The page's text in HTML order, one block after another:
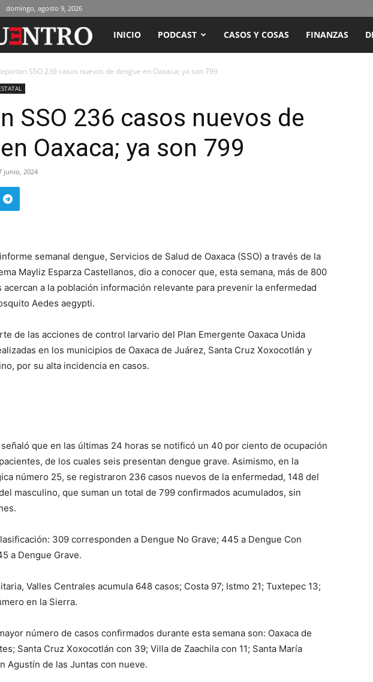
domingo, agosto 9, 2026
ENCUENTRO
RADIO
Y
TELEVISIÓN
INICIO PODCAST CASOS Y COSAS FINANZAS
SSO 236 casos nuevos de dengue en Oaxaca; ya son 799
SSO 236 casos nuevos de
Oaxaca; ya son 799
junio, 2024
semanal dengue, Servicios de Salud de Oaxaca (SSO) a través de la
Mayliz Esparza Castellanos, dio a conocer que, esta semana, más de 800
acercan a la población información relevante para prevenir la enfermedad
Aedes aegypti.
de las acciones de control larvario del Plan Emergente Oaxaca Unida
en los municipios de Oaxaca de Juárez, Santa Cruz Xoxocotlán y
por su alta incidencia en casos.
que en las últimas 24 horas se notificó un 40 por ciento de ocupación
de los cuales seis presentan dengue grave. Asimismo, en la
número 25, se registraron 236 casos nuevos de la enfermedad, 148 del
masculino, que suman un total de 799 confirmados acumulados, sin
309 corresponden a Dengue No Grave; 445 a Dengue Con
a Dengue Grave.
Valles Centrales acumula 648 casos; Costa 97; Istmo 21; Tuxtepec 13;
en la Sierra.
número de casos confirmados durante esta semana son: Oaxaca de
Santa Cruz Xoxocotlán con 39; Villa de Zaachila con 11; Santa María
Agustín de las Juntas con nueve.